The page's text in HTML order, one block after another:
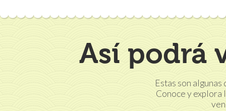
Así podrá
Estas son
Conoce y explora